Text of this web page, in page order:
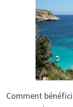
Comment